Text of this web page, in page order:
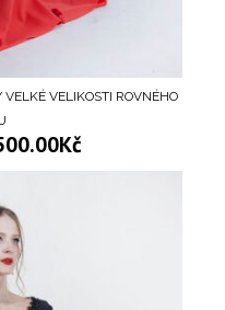
VELKÉ VELIKOSTI ROVNÉHO
Kč